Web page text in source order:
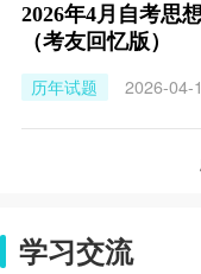
2026年4月自考思
（考友回忆版）
历年试题
2026-04-
学习交流